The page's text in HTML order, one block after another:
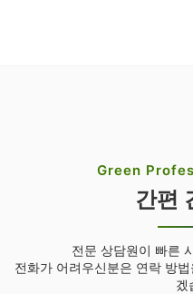
Green
간편
전문 상담원이 빠른
전화가 어려우신분은 연락 방
겠